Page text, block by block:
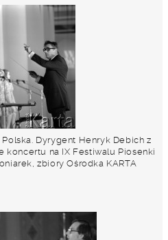
Dyrygent Henryk Debich z
koncertu na IX Festiwalu Piosenki
zbiory Ośrodka KARTA